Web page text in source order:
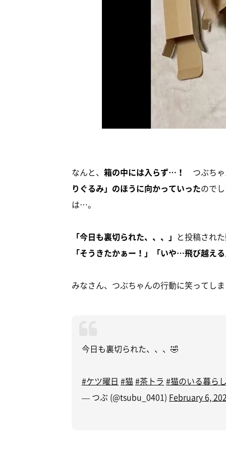
なんと、 箱の中には入らず…！
つぶちゃ
りぐるみ」のほうに向かっていったので
は…。
「今日も裏切られた、、、」 と投稿され
「そうきたかぁー！」「いや…飛び越え
みなさん、つぶちゃんの行動に笑ってし
今日も裏切られた、、、🤣
#ケツ曜日 #猫 #茶トラ #猫のいる暮ら
— つぶ (@tsubu_0401) February 6,